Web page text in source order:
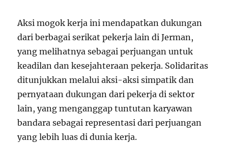
Aksi mogok kerja ini mendapatkan dukungan
dari berbagai serikat pekerja lain di Jerman,
yang melihatnya sebagai perjuangan untuk
keadilan dan kesejahteraan pekerja. Solidaritas
ditunjukkan melalui aksi-aksi simpatik dan
pernyataan dukungan dari pekerja di sektor
lain, yang menganggap tuntutan karyawan
bandara sebagai representasi dari perjuangan
yang lebih luas di dunia kerja.